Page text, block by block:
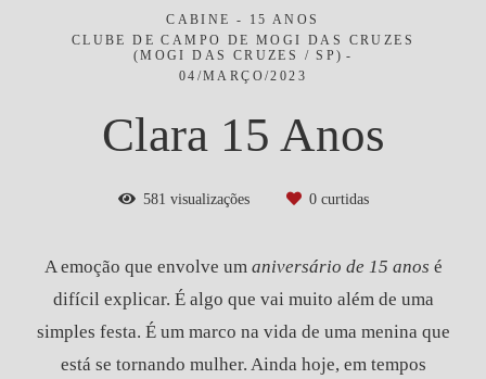
CABINE - 15 ANOS
CLUBE DE CAMPO DE MOGI DAS CRUZES
(MOGI DAS CRUZES / SP)
04/MARÇO/2023
Clara 15 Anos
581 visualizações 0curtidas
A emoção que envolve um aniversário de 15 anos é
difícil explicar. É algo que vai muito além de uma
simples festa. É um marco na vida de uma menina que
está se tornando mulher. Ainda hoje, em tempos